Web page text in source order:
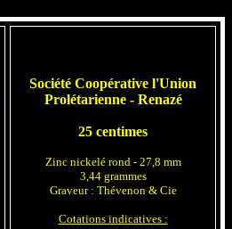
Société Coopérative l'Union
Prolétarienne - Renazé
25 centimes
Zinc nickelé rond - 27,8 mm
3,44 grammes
Graveur : Thévenon & Cie
Cotations indicatives :